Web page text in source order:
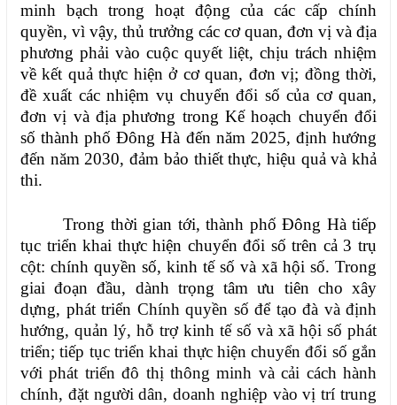
minh bạch trong hoạt động của các cấp chính
quyền, vì vậy, thủ trưởng các cơ quan, đơn vị và địa
phương phải vào cuộc quyết liệt, chịu trách nhiệm
về kết quả thực hiện ở cơ quan, đơn vị; đồng thời,
đề xuất các nhiệm vụ chuyển đổi số của cơ quan,
đơn vị và địa phương trong Kế hoạch chuyển đổi
số thành phố Đông Hà đến năm 2025, định hướng
đến năm 2030, đảm bảo thiết thực, hiệu quả và khả
thi.
Trong thời gian tới, thành phố Đông Hà tiếp
tục triển khai thực hiện chuyển đổi số trên cả 3 trụ
cột: chính quyền số, kinh tế số và xã hội số. Trong
giai đoạn đầu, dành trọng tâm ưu tiên cho xây
dựng, phát triển Chính quyền số để tạo đà và định
hướng, quản lý, hỗ trợ kinh tế số và xã hội số phát
triển; tiếp tụctriển khai thực hiện chuyển đổi số gắn
với phát triển đô thị thông minh và cải cách hành
chính, đặt người dân, doanh nghiệp vào vị trí trung